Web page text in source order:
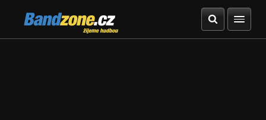
Bandzone.cz
žijeme hudbou